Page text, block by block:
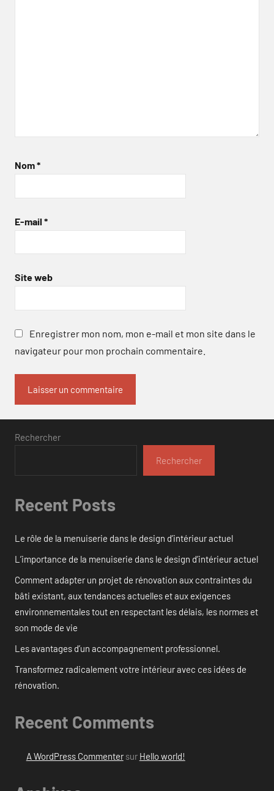
Nom*
E-mail *
Site web
Enregistrer mon nom, mon e-mail et mon site dans le
navigateur pour mon prochain commentaire.
Rechercher
Rechercher
Recent Posts
Le rôle de la menuiserie dans le design d’intérieur actuel
L’importance de la menuiserie dans le design d’intérieur actuel
Comment adapter un projet de rénovation aux contraintes du
bâti existant, aux tendances actuelles et aux exigences
environnementales tout en respectant les délais, les normes et
son mode de vie
Les avantages d’un accompagnement professionnel.
Transformez radicalement votre intérieur avec ces idées de
rénovation.
Recent Comments
A WordPress Commentersur Hello world!